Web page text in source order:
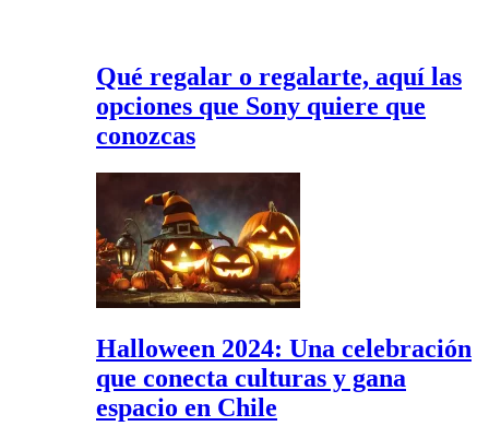
Qué regalar o regalarte, aquí las
opciones que Sony quiere que
conozcas
Halloween 2024: Una celebración
que conecta culturas y gana
espacio en Chile